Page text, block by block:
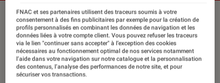
Trouver le cadeau parfait est souvent
un casse-tête, mais offrir un souvenir
impérissable est une valeur sûre.
Plutôt qu’un objet, glissez une
FNAC et ses partenaires utilisent des traceurs soumis à votre
consentement à des fins publicitaires par exemple pour la création de
profils personnalisés en combinant les données de navigation et les
données liées à votre compte client. Vous pouvez refuser les traceurs
via le lien "continuer sans accepter" à l’exception des cookies
nécessaires au fonctionnement optimal de nos services notamment
l’aide dans votre navigation sur notre catalogue et la personnalisation
des contenus, l’analyse des performances de notre site, et pour
sécuriser vos transactions.